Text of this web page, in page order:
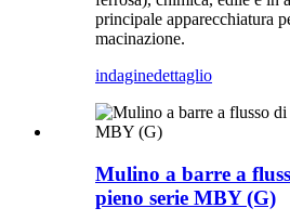
principale apparecchiatura
macinazione.
indaginedettaglio
Mulino a barre a
pieno serie MBY (G)